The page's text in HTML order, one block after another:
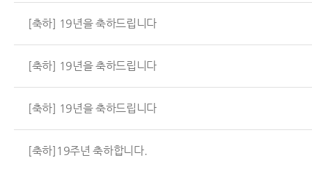
[축하] 19년을 축하드립니다
[축하] 19년을 축하드립니다
[축하] 19년을 축하드립니다
[축하]19주년 축하합니다.